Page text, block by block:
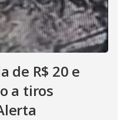
de R$ 20 e
a tiros